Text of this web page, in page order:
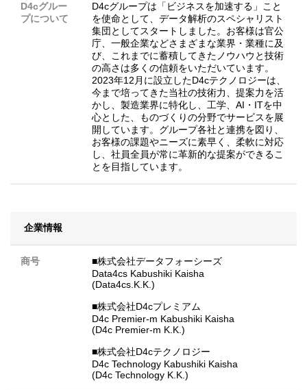
D4cグルー
プについて
D4cグループは「ビジネスを加速する」こと
を使命として、データ解析のスペシャリスト
集団としてスタートしました。お客様は官公
庁、一般企業などさまざまな業界・業種に及
び、これまでに蓄積してきたノウハウと技術
の高さは多くの信頼をいただいています。
2023年12月に設立したD4cテクノロジーは、
今まで培ってきた当社の技術力、提案力を活
かし、製造業界に特化し、工学、AI・ITを中
心とした、ものづくりの分野でサービスを展
開しています。グループ各社と連携を図り、
お客様の課題やニーズに素早く、柔軟に対応
し、社員全員が常に革新的な提案ができるこ
とを目指しています。
企業情報
商号
■株式会社データフォーシーズ
Data4cs Kabushiki Kaisha
(Data4cs.K.K.)
■株式会社D4cプレミアム
D4c Premier-m Kabushiki Kaisha
(D4c Premier-m K.K.)
■株式会社D4cテクノロジー
D4c Technology Kabushiki Kaisha
(D4c Technology K.K.)